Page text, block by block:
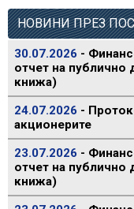
НОВИНИ ПРЕЗ
30.07.2026 -
отчет на публично
книжа)
24.07.2026 -
акционерите
23.07.2026 -
отчет на публично
книжа)